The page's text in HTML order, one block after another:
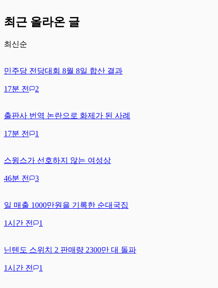
최근 올라온 글
최신순
민주당 전당대회 8월 8일 합산 결과
17분 전 2
출판사 번역 논란으로 화제가 된 사례
17분 전 1
스윙스가 선호하지 않는 여성상
46분 전 3
일 매출 1000만원을 기록한 순대국집
1시간 전 1
닌텐도 스위치 2 판매량 2300만 대 돌파
1시간 전 1